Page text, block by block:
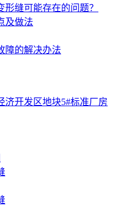
缝可能存在的问题？
及做法
障的解决办法
济开发区地块5#标准厂房